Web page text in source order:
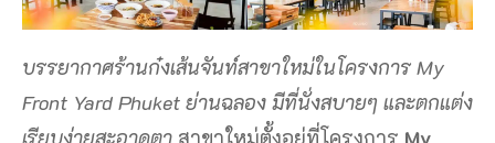
บรรยากาศร้านก๋งเส้นจันท์สาขาใหม่ในโครงการ My
Front Yard Phuket ย่านฉลอง มีที่นั่งสบายๆ และตกแต่ง
เรียบง่ายสะอาดตา สาขาใหม่ตั้งอยู่ที่โครงการ My